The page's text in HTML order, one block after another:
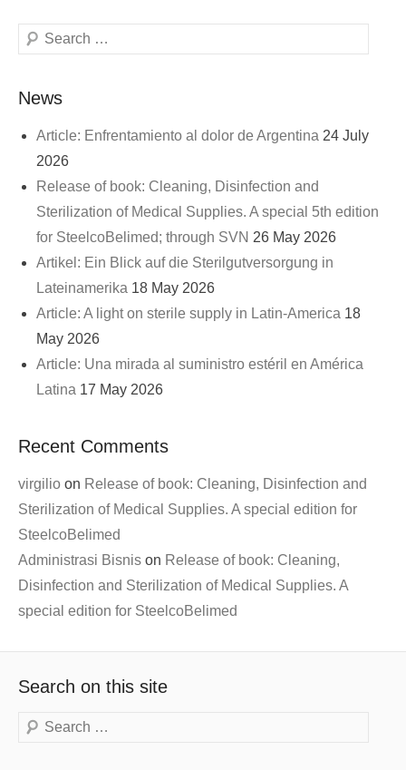
Search
News
Article: Enfrentamiento al dolor de Argentina 24 July
2026
Release of book: Cleaning, Disinfection and
Sterilization of Medical Supplies. A special 5th edition
for SteelcoBelimed; through SVN 26 May 2026
Artikel: Ein Blick auf die Sterilgutversorgung in
Lateinamerika 18 May 2026
Article: A light on sterile supply in Latin-America 18
May 2026
Article: Una mirada al suministro estéril en América
Latina 17 May 2026
Recent Comments
virgilio on Release of book: Cleaning, Disinfection and
Sterilization of Medical Supplies. A special edition for
SteelcoBelimed
Administrasi Bisnis on Release of book: Cleaning,
Disinfection and Sterilization of Medical Supplies. A
special edition for SteelcoBelimed
Search on this site
Search